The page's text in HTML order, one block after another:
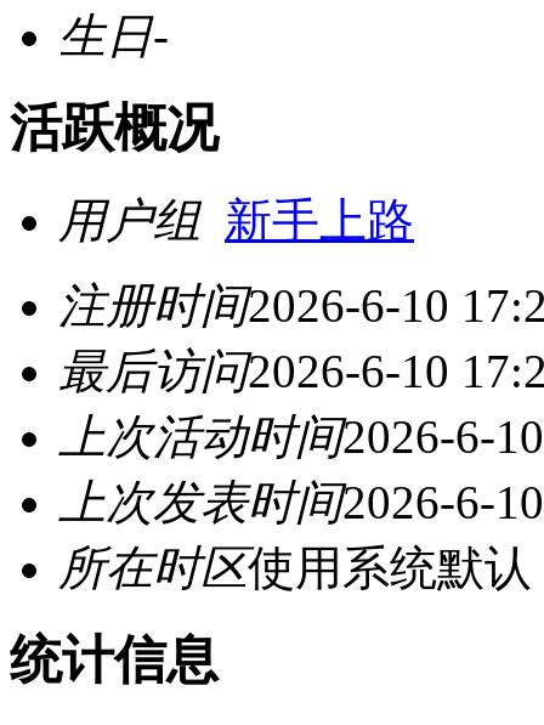
生日-
活跃概况
用户组 新手上路
注册时间2026-6-10
最后访问2026-6-10
上次活动时间2026-6-
上次发表时间2026-6-
所在时区使用系统默认
统计信息